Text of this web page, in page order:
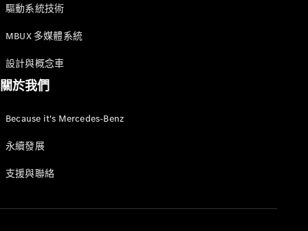
All
Cabriolets /
Roadsters
CLE
Cabriolet
Mercedes-
Monogram
Mercedes-
Roadster
驅動系統技術
MBUX 多媒體系統
設計與概念車
關於我們
Because it's Mercedes-Benz
永續發展
支援與聯絡